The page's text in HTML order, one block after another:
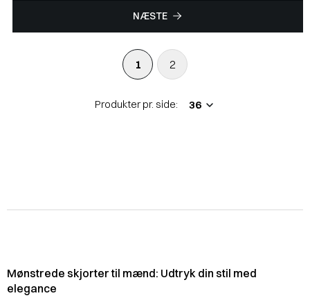
NÆSTE
1 2
Produkter pr. side:
Mønstrede skjorter til mænd: Udtryk din stil med
elegance